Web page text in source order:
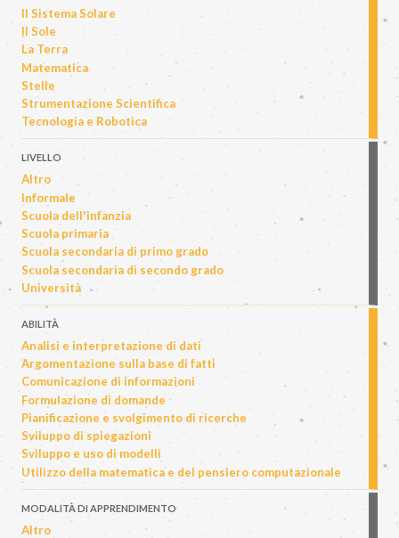
Il Sistema Solare
Il Sole
La Terra
Matematica
Stelle
Strumentazione Scientifica
Tecnologia e Robotica
LIVELLO
Altro
Informale
Scuola dell'infanzia
Scuola primaria
Scuola secondaria di primo grado
Scuola secondaria di secondo grado
Università
ABILITÀ
Analisi e interpretazione di dati
Argomentazione sulla base di fatti
Comunicazione di informazioni
Formulazione di domande
Pianificazione e svolgimento di ricerche
Sviluppo di spiegazioni
Sviluppo e uso di modelli
Utilizzo della matematica e del pensiero computazionale
MODALITÀ DI APPRENDIMENTO
Altro